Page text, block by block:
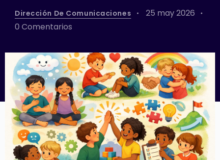
Dirección De Comunicaciones
25 may 2026
0 Comentarios